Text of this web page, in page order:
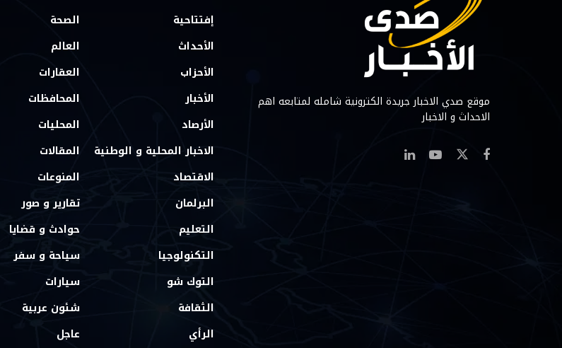
موقع صدي الاخبار جريدة الكترونية شامله لمتابعه اهم
الاحداث و الاخبار
إفتتاحية
الأحداث
الأحزاب
الأخبار
الأرصاد
الاخبار المحلية و الوطنية
الاقتصاد
البرلمان
التعليم
التكنولوجيا
التوك شو
الثقافة
الرأي
الصحة
العالم
العقارات
المحافظات
المحليات
المقالات
المنوعات
تقارير و صور
حوادث و قضايا
سياحة و سفر
سيارات
شئون عربية
عاجل